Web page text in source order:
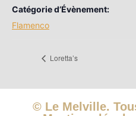
Catégorie d’Évènement:
Flamenco
Loretta’s
© Le Melville.